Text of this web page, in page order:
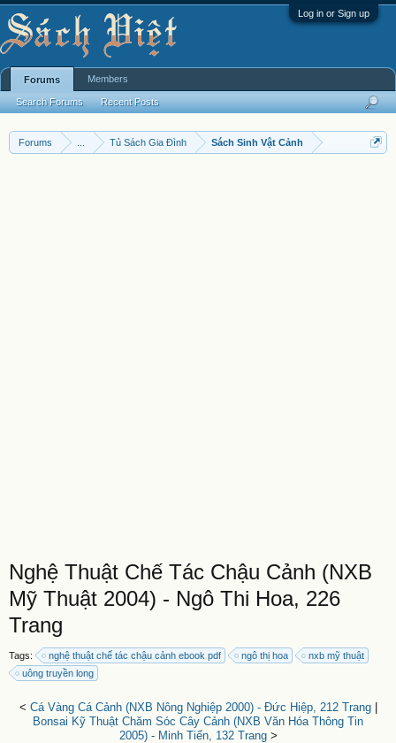
Log in or Sign up
Forums Tủ Sách Gia Đình Sách Sinh Vật Cảnh
Nghệ Thuật Chế Tác Chậu Cảnh (NXB
Mỹ Thuật 2004) - Ngô Thi Hoa, 226
Trang
Tags: nghệ thuật chế tác chậu cảnh ebook pdf ngô thị hoa
nxb mỹ thuật
uông truyền long
< Cá Vàng Cá Cảnh (NXB Nông Nghiệp 2000) - Đức Hiệp, 212 Trang|
Bonsai Kỹ Thuật Chăm Sóc Cây Cảnh (NXB Văn Hóa Thông Tin
2005) - Minh Tiến, 132 Trang>
Forums
Search Forums Recent Posts
Members